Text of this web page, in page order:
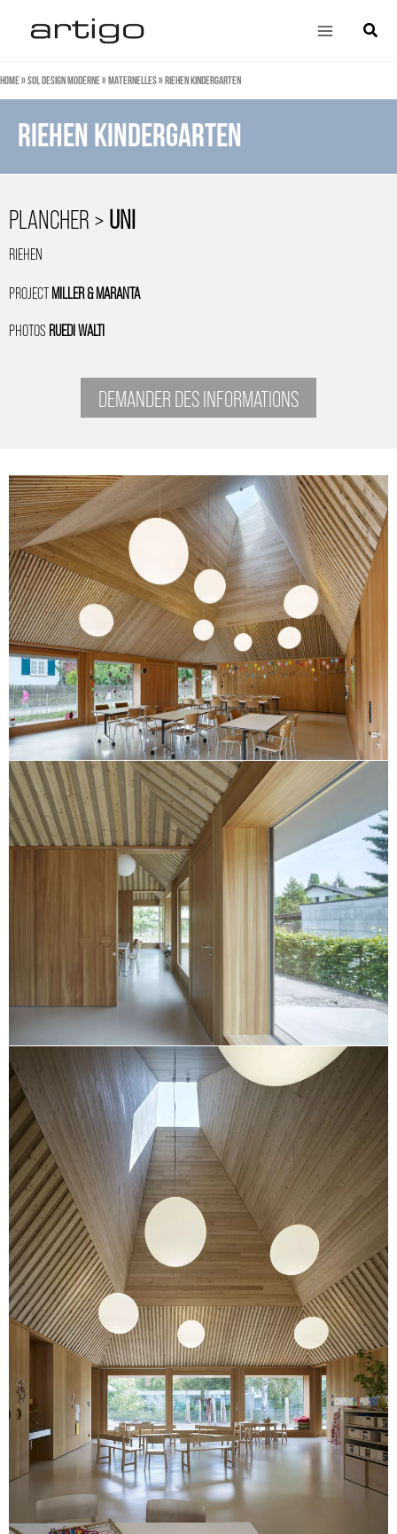
contenu
Main
Home»Sol design moderne»Maternelles»Riehen kindergarten
Riehen kindergarten
PLANCHER >UNI
RIEHEN
PROJECTMILLER & MARANTA
PHOTOS RUEDI WALTI
DEMANDER DES INFORMATIONS